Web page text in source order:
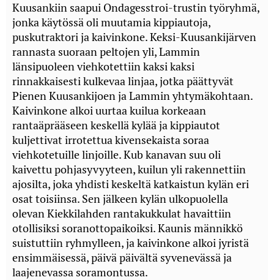
Kuusankiin saapui Ondagesstroi-trustin työryhmä,
jonka käytössä oli muutamia kippiautoja,
puskutraktori ja kaivinkone. Keksi-Kuusankijärven
rannasta suoraan peltojen yli, Lammin
länsipuoleen viehkotettiin kaksi kaksi
rinnakkaisesti kulkevaa linjaa, jotka päättyvät
Pienen Kuusankijoen ja Lammin yhtymäkohtaan.
Kaivinkone alkoi uurtaa kuilua korkeaan
rantaäprääseen keskellä kylää ja kippiautot
kuljettivat irrotettua kivensekaista soraa
viehkotetuille linjoille. Kub kanavan suu oli
kaivettu pohjasyvyyteen, kuilun yli rakennettiin
ajosilta, joka yhdisti keskeltä katkaistun kylän eri
osat toisiinsa. Sen jälkeen kylän ulkopuolella
olevan Kiekkilahden rantakukkulat havaittiin
otollisiksi soranottopaikoiksi. Kaunis männikkö
suistuttiin ryhmylleen, ja kaivinkone alkoi jyristä
ensimmäisessä, päivä päivältä syvenevässä ja
laajenevassa soramontussa.